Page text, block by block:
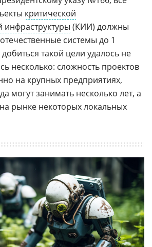
критической
(КИИ) должны
системы до 1
такой цели удалось не
несколько: сложность проектов
на крупных предприятиях,
могут занимать несколько лет, а
на рынке некоторых локальных